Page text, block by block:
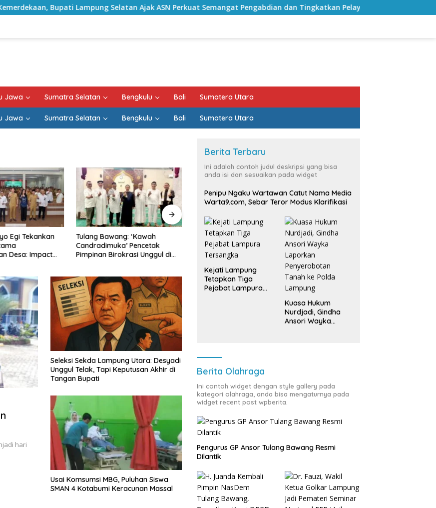
Lampung Selatan Ajak ASN Perkuat Semangat Pengabdian dan Tingkatkan Pelayanan Publik
Jawa Sumatra Selatan Bengkulu Bali Sumatera Utara
Jawa Sumatra Selatan Bengkulu Bali Sumatera Utara
Egi Tekankan
Desa: Impact
Tulang Bawang: ‘Kawah
Candradimuka’ Pencetak
Pimpinan Birokrasi Unggul di
Sedekah Bumi Sumur
Kumbang, Warisan 206 Tahun
yang Terus Dijaga Pemkab
Masyarakat
Bupati Egi Hadiri Sedekah Bumi
Sumur Kumbang, Tradisi 206
Tahun Tetap Semarak Meski
Diguyur Hujan
hari
Seleksi Sekda Lampung Utara: Desyadi
Unggul Telak, Tapi Keputusan Akhir di
Tangan Bupati
Usai Komsumsi MBG, Puluhan Siswa
SMAN 4 Kotabumi Keracunan Massal
Berita Terbaru
Ini adalah contoh judul deskripsi yang bisa
anda isi dan sesuaikan pada widget
Penipu Ngaku Wartawan Catut Nama Media
Warta9.com, Sebar Teror Modus Klarifikasi
Kejati Lampung
Tetapkan Tiga
Pejabat Lampura
Kuasa Hukum
Nurdjadi, Gindha
Ansori Wayka
Berita Olahraga
Ini contoh widget dengan style gallery pada
kategori olahraga, anda bisa mengaturnya pada
widget recent post wpberita.
Pengurus GP Ansor Tulang Bawang Resmi
Dilantik